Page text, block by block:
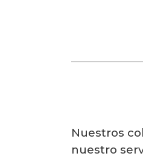
Nuestros
nuestro